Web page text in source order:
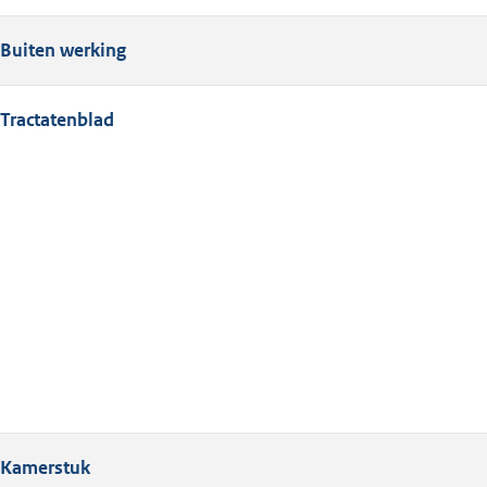
Buiten werking
Tractatenblad
Kamerstuk